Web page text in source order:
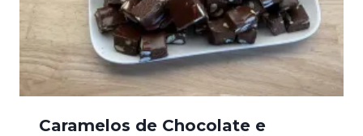
Caramelos de Chocolate e